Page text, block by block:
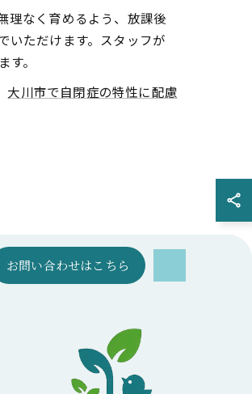
理なく育めるよう、放課後
いただけます。スタッフが
。
大川市で自閉症の特性に配慮
お問い合わせはこちら